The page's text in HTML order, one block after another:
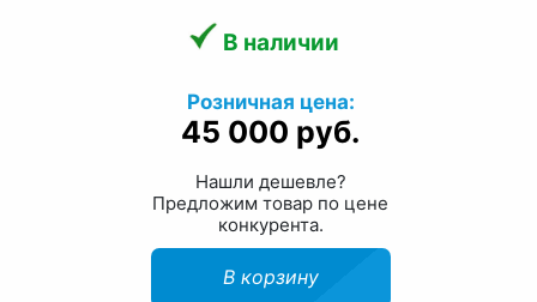
В наличии
Розничная цена:
45 000 руб.
Нашли дешевле?
Предложим товар по цене
конкурента.
В корзину